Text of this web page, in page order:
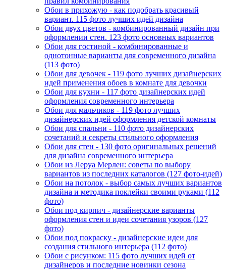
Обои в прихожую - как подобрать красивый
вариант. 115 фото лучших идей дизайна
Обои двух цветов - комбинированный дизайн при
оформлении стен. 123 фото основных вариантов
Обои для гостиной - комбинированные и
однотонные варианты для современного дизайна
(113 фото)
Обои для девочек - 119 фото лучших дизайнерских
идей применения обоев в комнате для девочки
Обои для кухни - 117 фото дизайнерских идей
оформления современного интерьера
Обои для мальчиков - 119 фото лучших
дизайнерских идей оформления детской комнаты
Обои для спальни - 110 фото дизайнерских
сочетаний и секреты стильного оформления
Обои для стен - 130 фото оригинальных решений
для дизайна современного интерьера
Обои из Леруа Мерлен: советы по выбору
вариантов из последних каталогов (127 фото-идей)
Обои на потолок - выбор самых лучших вариантов
дизайна и методика поклейки своими руками (112
фото)
Обои под кирпич - дизайнерские варианты
оформления стен и идеи сочетания узоров (127
фото)
Обои под покраску - дизайнерские идеи для
создания стильного интерьера (112 фото)
Обои с рисунком: 115 фото лучших идей от
дизайнеров и последние новинки сезона